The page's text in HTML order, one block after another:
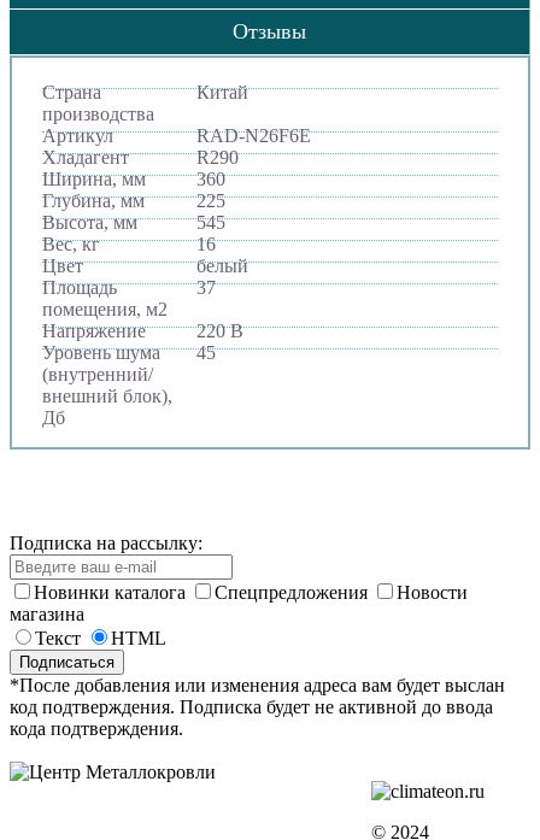
Отзывы
Страна
производства
Китай
Артикул
RAD-N26F6E
Хладагент
R290
Ширина, мм
360
Глубина, мм
225
Высота, мм
545
Вес, кг
16
Цвет
белый
Площадь
помещения, м2
37
Напряжение
220 В
Уровень шума
(внутренний/
внешний блок),
Дб
45
Подписка на рассылку:
Новинки каталога Спецпредложения
Новости
магазина
Текст
HTML
*После добавления или изменения адреса вам будет выслан
код подтверждения. Подписка будет не активной до ввода
кода подтверждения.
© 2024